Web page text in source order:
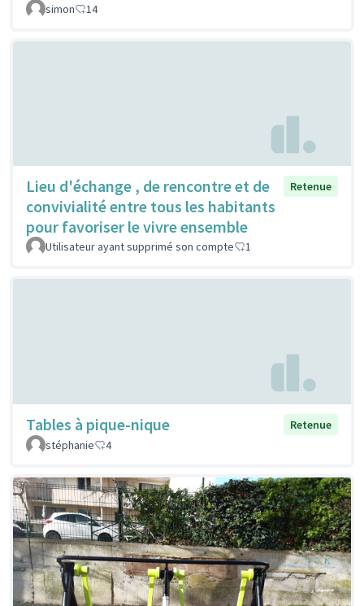
simon
14
Lieu d'échange , de rencontre et de
convivialité entre tous les habitants
pour favoriser le vivre ensemble
Retenue
Utilisateur ayant supprimé son compte 1
Tables à pique-nique
Retenue
stéphanie
4